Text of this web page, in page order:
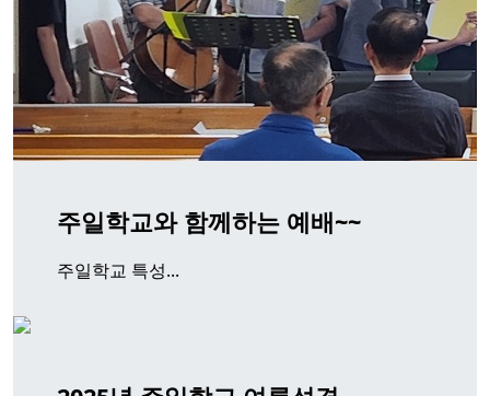
주일학교와 함께하는 예배~~
주일학교 특성...